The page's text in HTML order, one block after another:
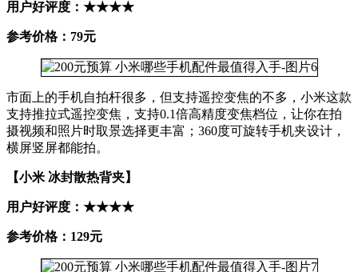
用户好评度：★★★★
参考价格：79元
市面上的手机自拍杆很多，但支持遥控变焦的不多，小米这款
支持推拉式遥控变焦，支持0.1倍高精度变焦档位，让你在拍
摄视频和照片时取景选择更丰富；360度可旋转手机夹设计，
横屏竖屏都能拍。
【小米 冰封散热背夹】
用户好评度：★★★★
参考价格：129元